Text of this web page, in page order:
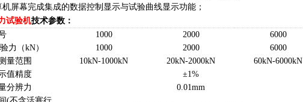
机屏幕完成集成的数据控制显示与试验曲线显示功能；
试验机技术参数：
1000 2000
6000
力（kN）
1000 2000
6000
量范围
10kN-1000kN 20kN-2000kN 60kN-6000kN
值精度
±1%
分辨力
0.01mm